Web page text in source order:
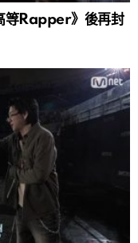
等Rapper》後再封